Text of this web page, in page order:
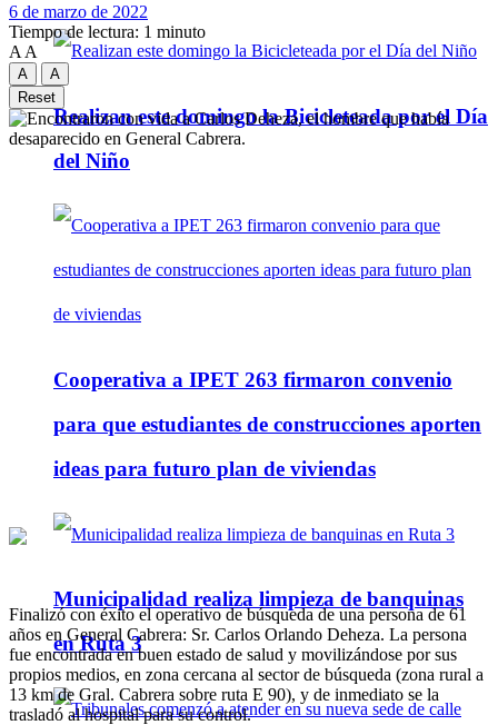
Realizan este domingo la Bicicleteada por el Día
del Niño
Cooperativa a IPET 263 firmaron convenio
para que estudiantes de construcciones aporten
ideas para futuro plan de viviendas
Municipalidad realiza limpieza de banquinas
en Ruta 3
6 de marzo de 2022
Tiempo de lectura: 1 minuto
A A
A
A
Reset
Finalizó con éxito el operativo de búsqueda de una persona de 61
años en General Cabrera: Sr. Carlos Orlando Deheza. La persona
fue encontrada en buen estado de salud y movilizándose por sus
propios medios, en zona cercana al sector de búsqueda (zona rural a
13 km de Gral. Cabrera sobre ruta E 90), y de inmediato se la
trasladó al hospital para su control.